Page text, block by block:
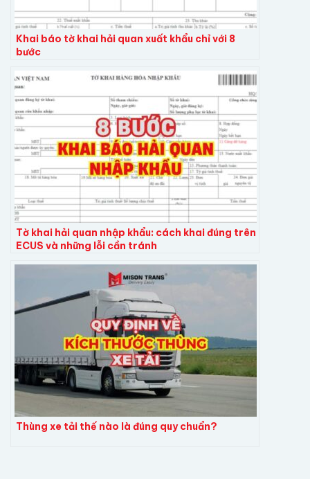
Khai báo tờ khai hải quan xuất khẩu chỉ với 8
bước
Tờ khai hải quan nhập khẩu: cách khai đúng trên
ECUS và những lỗi cần tránh
Thùng xe tải thế nào là đúng quy chuẩn?